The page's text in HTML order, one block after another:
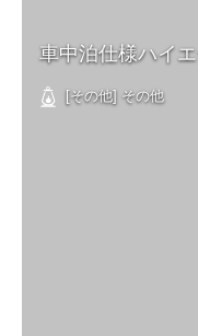
車中泊仕様ハイ
[その他] その他